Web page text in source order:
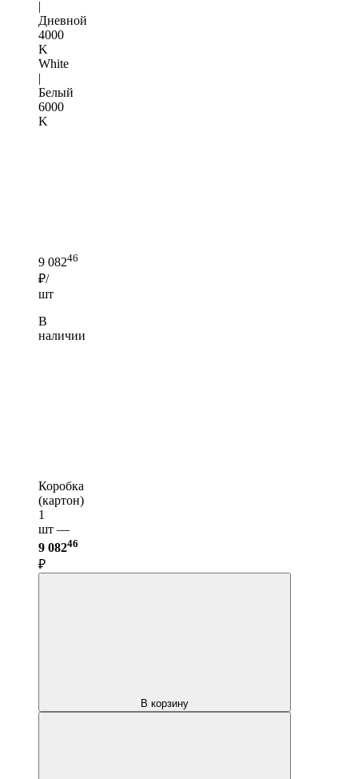
|
Дневной
4000
K
White
|
Белый
6000
K
9 08246
₽/
шт
В
наличии
Коробка
(картон)
1
шт —
9 08246
₽
В корзину